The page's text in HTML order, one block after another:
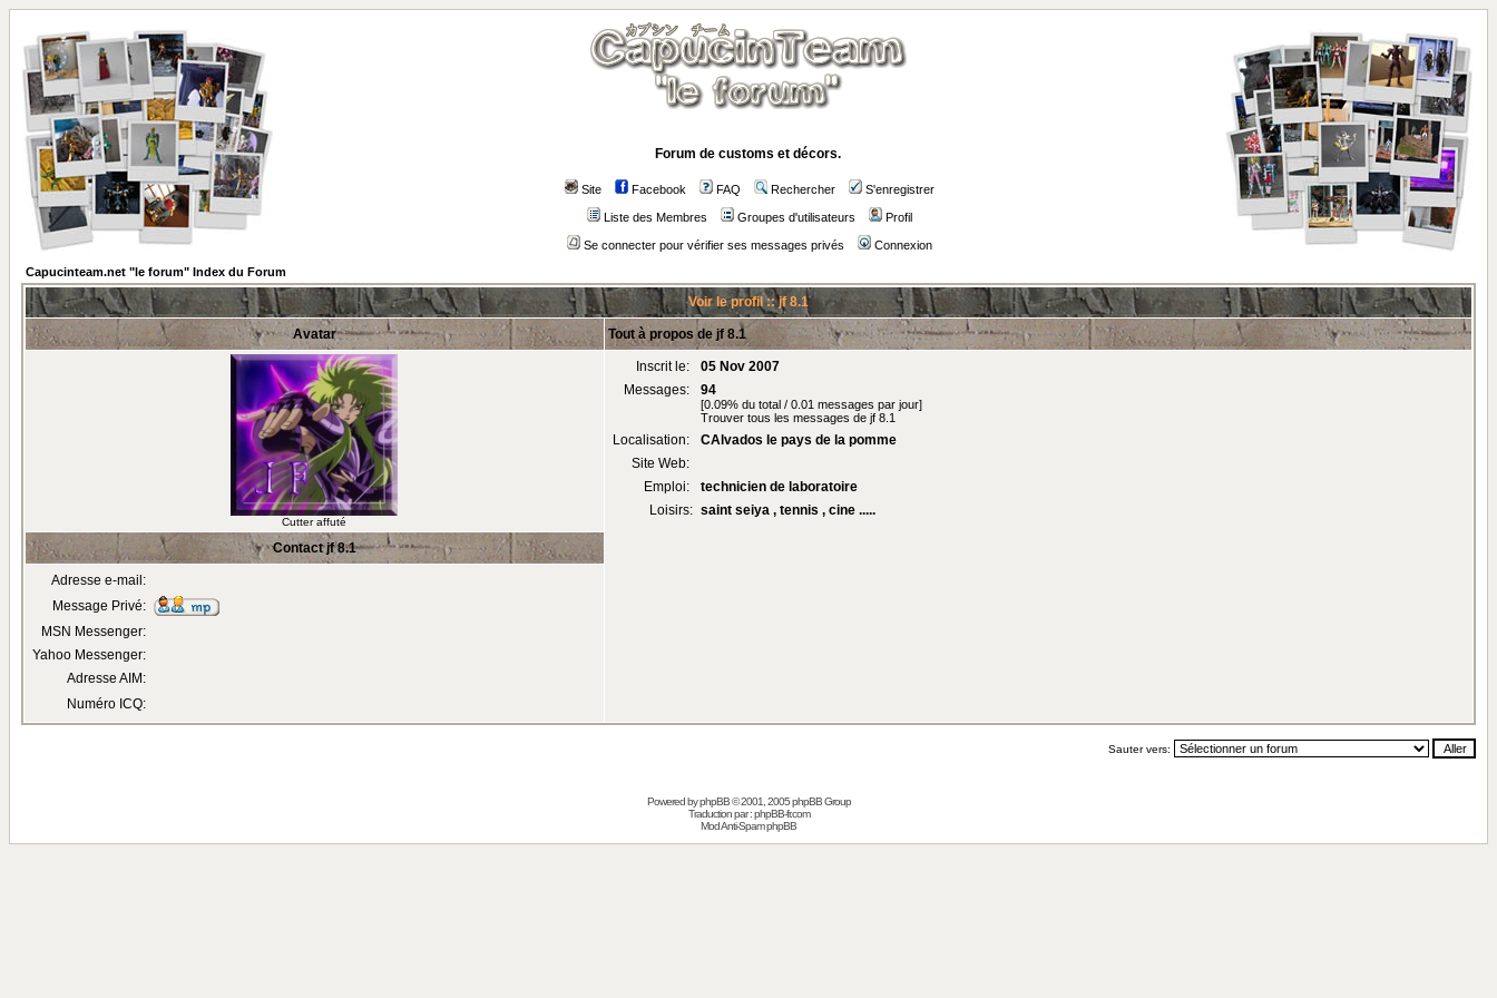
Forum de customs et décors.
Site Facebook FAQ Rechercher S'enregistrer
Liste des Membres Groupes d'utilisateurs Profil
Se connecter pour vérifier ses messages privés
Connexion
Capucinteam.net "le forum" Index du Forum
Voir le profil :: jf 8.1
Avatar Tout à propos de jf 8.1
Cutter affuté
Inscrit le:
05 Nov 2007
Messages:
94
[0.09% du total / 0.01 messages par jour]
Trouver tous les messages de jf 8.1
Localisation:
CAlvados le pays de la pomme
Site Web:
Emploi:
technicien de laboratoire
Loisirs: saint seiya , tennis , cine .....
Contact jf 8.1
Adresse e-mail:
Message Privé:
MSN Messenger:
Yahoo Messenger:
Adresse AIM:
Numéro ICQ:
Sauter vers:
Powered byphpBB© 2001, 2005 phpBB Group
Traduction par :phpBB-fr.com
Mod Anti-Spam phpBB